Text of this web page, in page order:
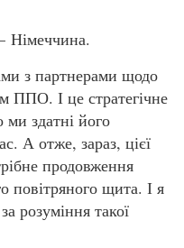
Німеччина.
з партнерами щодо
ППО. І це стратегічне
здатні його
А отже, зараз, цієї
продовження
повітряного щита. І я
розуміння такої